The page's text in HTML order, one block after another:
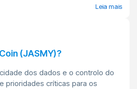
Leia mais
(JASMY)?
dos dados e o controlo do
prioridades críticas para os